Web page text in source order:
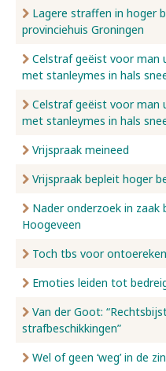
Lagere straffen in hoger
provinciehuis Groningen
Celstraf geëist voor man
met stanleymes in hals
Celstraf geëist voor man
met stanleymes in hals
Vrijspraak meineed
Vrijspraak bepleit hoger
Nader onderzoek in zaak
Hoogeveen
Toch tbs voor
Emoties leiden tot
Van der Goot:
strafbeschikkingen”
Wel of geen ‘weg’ in de